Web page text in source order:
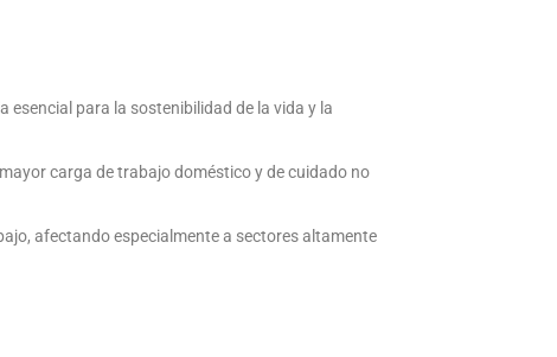
esencial para la sostenibilidad de la vida y la
carga de trabajo doméstico y de cuidado no
afectando especialmente a sectores altamente